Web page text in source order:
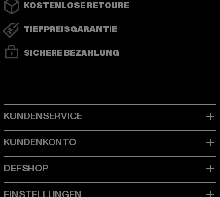
KOSTENLOSE RETOURE
TIEFPREISGARANTIE
SICHERE BEZAHLUNG